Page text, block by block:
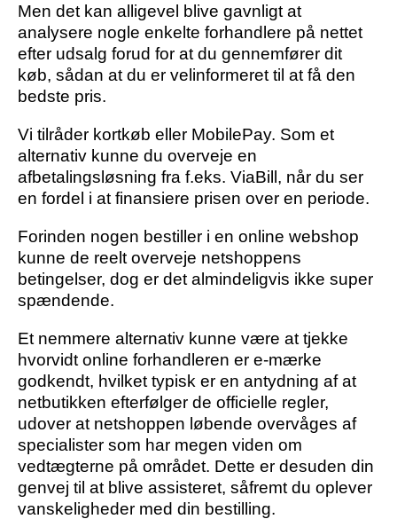
Men det kan alligevel blive gavnligt at
analysere nogle enkelte forhandlere på nettet
efter udsalg forud for at du gennemfører dit
køb, sådan at du er velinformeret til at få den
bedste pris.
Vi tilråder kortkøb eller MobilePay. Som et
alternativ kunne du overveje en
afbetalingsløsning fra f.eks. ViaBill, når du ser
en fordel i at finansiere prisen over en periode.
Forinden nogen bestiller i en online webshop
kunne de reelt overveje netshoppens
betingelser, dog er det almindeligvis ikke super
spændende.
Et nemmere alternativ kunne være at tjekke
hvorvidt online forhandleren er e-mærke
godkendt, hvilket typisk er en antydning af at
netbutikken efterfølger de officielle regler,
udover at netshoppen løbende overvåges af
specialister som har megen viden om
vedtægterne på området. Dette er desuden din
genvej til at blive assisteret, såfremt du oplever
vanskeligheder med din bestilling.